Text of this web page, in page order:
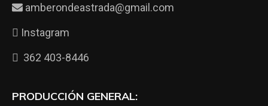
amberondeastrada@gmail.com
Instagram
362 403-8446
PRODUCCIÓN GENERAL: